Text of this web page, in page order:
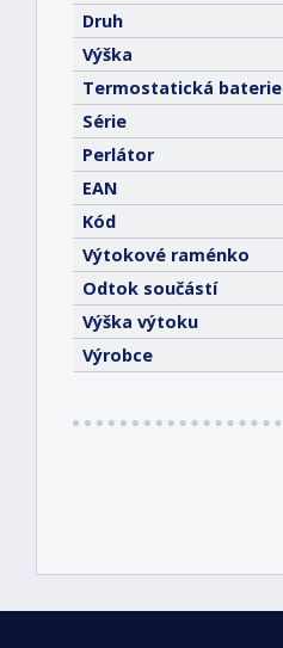
Druh
Výška
Termostatická baterie
Série
Perlátor
EAN
Kód
Výtokové raménko
Odtok součástí
Výška výtoku
Výrobce